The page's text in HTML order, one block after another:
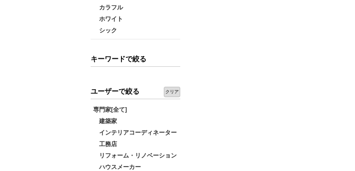
カラフル
ホワイト
シック
キーワードで絞る
ユーザーで絞る クリア
専門家[全て]
建築家
インテリアコーディネーター
工務店
リフォーム・リノベーション
ハウスメーカー